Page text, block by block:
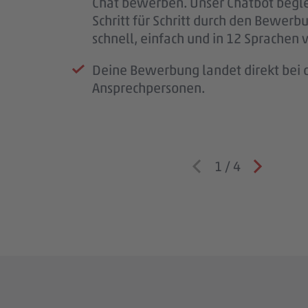
Schritt für Schritt durch den
schnell, einfach und in 12 Sprachen
Deine Bewerbung landet direkt bei
Ansprechpersonen.
Wenn wir Rückfragen haben,
1 / 4